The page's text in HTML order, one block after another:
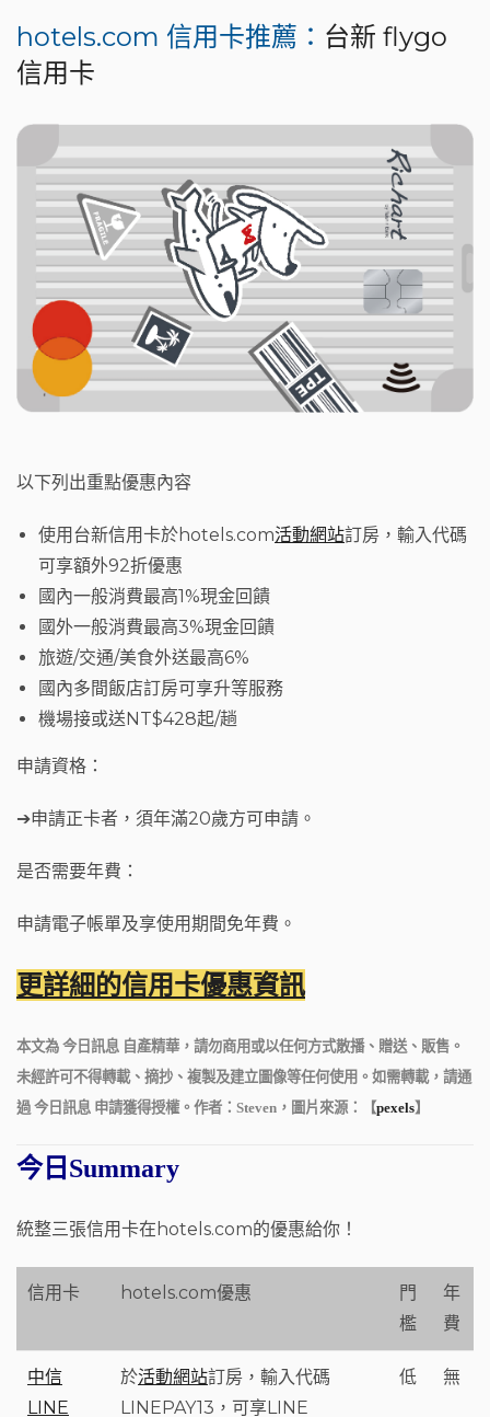
hotels.com 信用卡推薦： 台新 flygo
信用卡
以下列出重點優惠內容
使用台新信用卡於hotels.com活動網站訂房，輸入代碼
可享額外92折優惠
國內一般消費最高1%現金回饋
國外一般消費最高3%現金回饋
旅遊/交通/美食外送最高6%
國內多間飯店訂房可享升等服務
機場接或送NT$428起/趟
申請資格：
➔申請正卡者，須年滿20歲方可申請。
是否需要年費：
申請電子帳單及享使用期間免年費。
更詳細的信用卡優惠資訊
本文為 今日訊息 自產精華，請勿商用或以任何方式散播、贈送、販售。
未經許可不得轉載、摘抄、複製及建立圖像等任何使用。如需轉載，請通
過 今日訊息 申請獲得授權。作者：Steven，圖片來源：【pexels】
今日Summary
統整三張信用卡在hotels.com的優惠給你！
信用卡 hotels.com優惠
門
檻
年
費
中信
LINE
於活動網站訂房，輸入代碼
LINEPAY13，可享LINE
低 無